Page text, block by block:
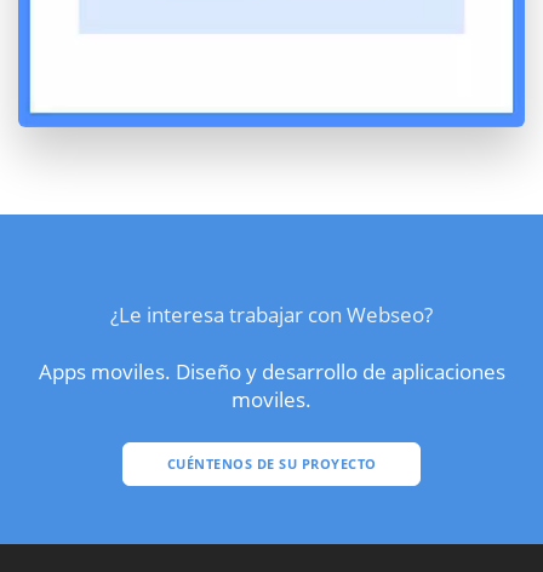
¿Le interesa trabajar con Webseo?
Apps moviles. Diseño y desarrollo de aplicaciones
moviles.
CUÉNTENOS DE SU PROYECTO